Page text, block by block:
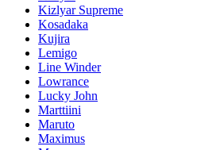
Kizlyar Supreme
Kosadaka
Kujira
Lemigo
Line Winder
Lowrance
Lucky John
Marttiini
Maruto
Maximus